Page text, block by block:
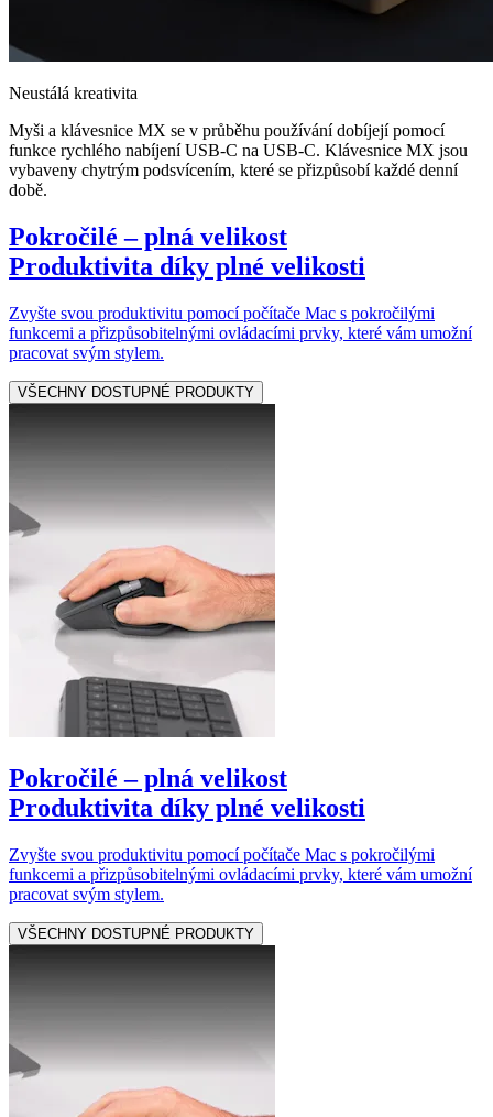
Neustálá kreativita
Myši a klávesnice MX se v průběhu používání dobíjejí pomocí
funkce rychlého nabíjení USB-C na USB-C. Klávesnice MX jsou
vybaveny chytrým podsvícením, které se přizpůsobí každé denní
době.
Pokročilé – plná velikost
Produktivita díky plné velikosti
Zvyšte svou produktivitu pomocí počítače Mac s pokročilými
funkcemi a přizpůsobitelnými ovládacími prvky, které vám umožní
pracovat svým stylem.
VŠECHNY DOSTUPNÉ PRODUKTY
Pokročilé – plná velikost
Produktivita díky plné velikosti
Zvyšte svou produktivitu pomocí počítače Mac s pokročilými
funkcemi a přizpůsobitelnými ovládacími prvky, které vám umožní
pracovat svým stylem.
VŠECHNY DOSTUPNÉ PRODUKTY